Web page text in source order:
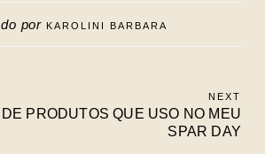
por KAROLINI BARBARA
NEXT
PRODUTOS QUE USO NO MEU
SPAR DAY